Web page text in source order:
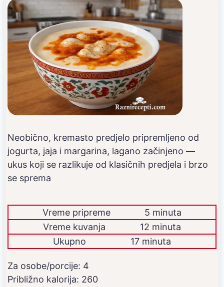
Neobično, kremasto predjelo pripremljeno od
jogurta, jaja i margarina, lagano začinjeno —
ukus koji se razlikuje od klasičnih predjela i brzo
se sprema
Vreme pripreme
5 minuta
Vreme kuvanja
12 minuta
Ukupno
17 minuta
Za osobe/porcije: 4
Približno kalorija: 260